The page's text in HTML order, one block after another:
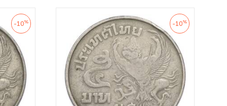
-10% -10%